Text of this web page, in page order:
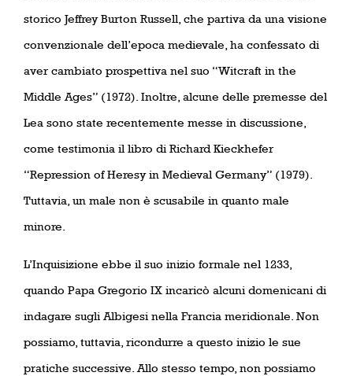
storico Jeffrey Burton Russell, che partiva da una visione
convenzionale dell’epoca medievale, ha confessato di
aver cambiato prospettiva nel suo “Witcraft in the
Middle Ages” (1972). Inoltre, alcune delle premesse del
Lea sono state recentemente messe in discussione,
come testimonia il libro di Richard Kieckhefer
“Repression of Heresy in Medieval Germany” (1979).
Tuttavia, un male non è scusabile in quanto male
minore.
L’Inquisizione ebbe il suo inizio formale nel 1233,
quando Papa Gregorio IX incaricò alcuni domenicani di
indagare sugli Albigesi nella Francia meridionale. Non
possiamo, tuttavia, ricondurre a questo inizio le sue
pratiche successive. Allo stesso tempo, non possiamo